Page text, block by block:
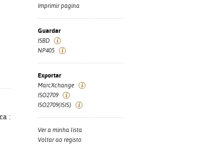
:
Imprimir página
Guardar
ISBD
NP405
Exportar
MarcXchange
ISO2709
ISO2709(ISIS)
Ver a minha lista
Voltar ao registo